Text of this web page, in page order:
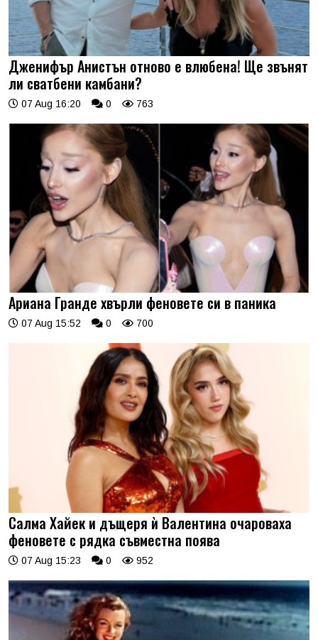
Дженифър Анистън отново е влюбена! Ще звънят
ли сватбени камбани?
07 Aug 16:20 0 763
Ариана Гранде хвърли феновете си в паника
07 Aug 15:52 0 700
Салма Хайек и дъщеря ѝ Валентина очароваха
феновете с рядка съвместна поява
07 Aug 15:23 0 952